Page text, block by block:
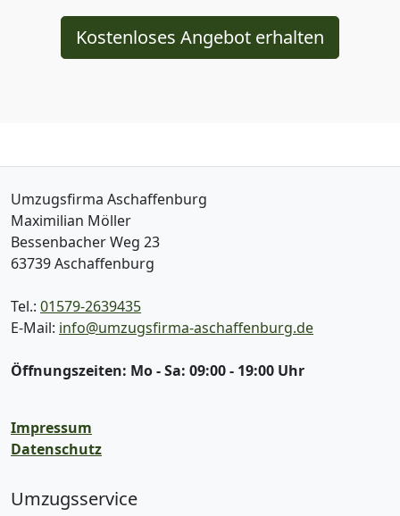
Kostenloses Angebot erhalten
Umzugsfirma Aschaffenburg
Maximilian Möller
Bessenbacher Weg 23
63739Aschaffenburg
Tel.: 01579-2639435
E-Mail: info@umzugsfirma-aschaffenburg.de
Öffnungszeiten: Mo - Sa: 09:00 - 19:00 Uhr
Impressum
Datenschutz
Umzugsservice